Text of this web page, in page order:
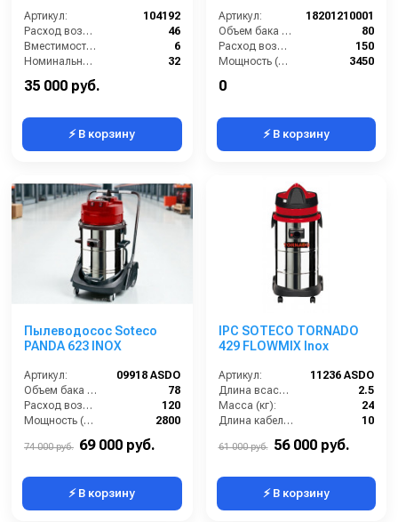
Артикул:
104192
Расход воздуха (л/сек):
46
Вместимость мусоросборника (л):
6
Номинальный диаметр принадлежностей (мм):
32
Разрежение / сила всасывания (мбар):
35 000 руб.
⚡ В корзину
Артикул:
18201210001
Объем бака (л):
80
Расход воздуха (л/сек):
150
Мощность (Вт):
3450
0
⚡ В корзину
Пылеводосос Soteco
PANDA 623 INOX
Артикул:
09918 ASDO
Объем бака (л):
78
Расход воздуха (л/сек):
120
Мощность (Вт):
2800
74 000 руб. 69 000 руб.
⚡ В корзину
IPC SOTECO TORNADO
429 FLOWMIX Inox
Артикул:
11236 ASDO
Длина всасывающего шланга (м):
2.5
Масса (кг):
24
Длина кабеля (м):
10
61 000 руб. 56 000 руб.
⚡ В корзину